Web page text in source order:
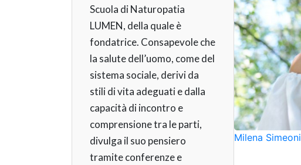
Scuola di Naturopatia
LUMEN, della quale è
fondatrice. Consapevole che
la salute dell’uomo, come del
sistema sociale, derivi da
stili di vita adeguati e dalla
capacità di incontro e
comprensione tra le parti,
divulga il suo pensiero
tramite conferenze e
Milena Simeoni